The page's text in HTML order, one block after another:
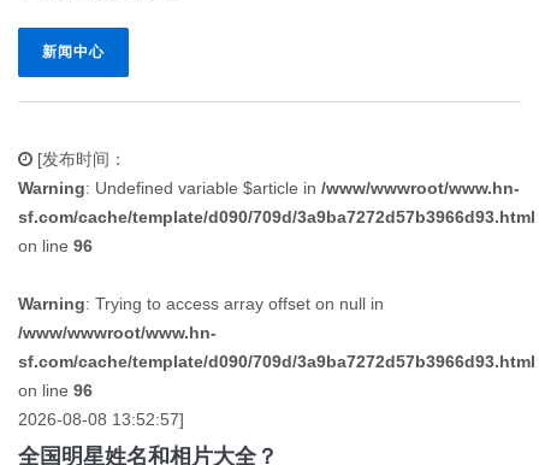
新闻中心
[发布时间：
Warning: Undefined variable $article in /www/wwwroot/www.hn-
sf.com/cache/template/d090/709d/3a9ba7272d57b3966d93.html
on line 96
Warning: Trying to access array offset on null in
/www/wwwroot/www.hn-
sf.com/cache/template/d090/709d/3a9ba7272d57b3966d93.html
on line 96
2026-08-08 13:52:57]
全国明星姓名和相片大全？